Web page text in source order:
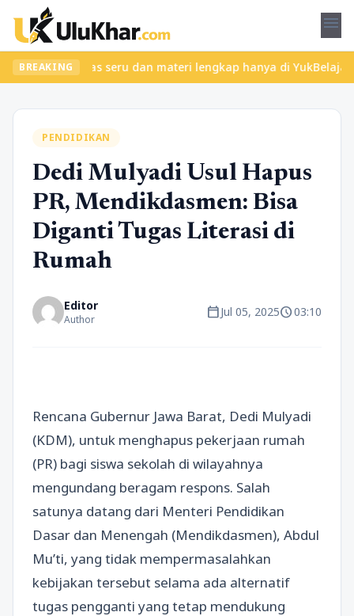
menu
BREAKING
kelas seru dan materi lengkap hanya di
PENDIDIKAN
Dedi Mulyadi Usul Hapus
PR, Mendikdasmen: Bisa
Diganti Tugas Literasi di
Rumah
Editor
Author calendar_todayJul 05, 2025schedule03:10
Rencana Gubernur Jawa Barat, Dedi Mulyadi
(KDM), untuk menghapus pekerjaan rumah
(PR) bagi siswa sekolah di wilayahnya
mengundang beragam respons. Salah
satunya datang dari Menteri Pendidikan
Dasar dan Menengah (Mendikdasmen), Abdul
Mu’ti, yang tidak mempermasalahkan
kebijakan tersebut selama ada alternatif
tugas pengganti yang tetap mendukung